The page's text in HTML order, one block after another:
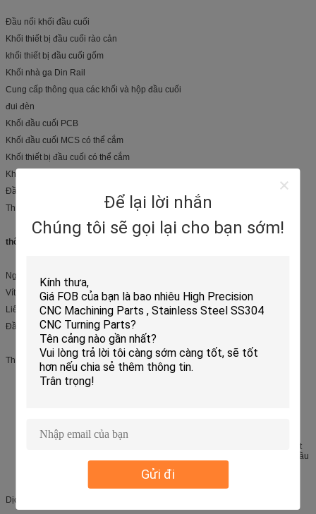
Để lại lời nhắn
Chúng tôi sẽ gọi lại cho bạn sớm!
Gửi đi
Đầu nối khối đầu cuối
Khối thiết bị đầu cuối rào cản
khối thiết bị đầu cuối gốm
Khối nhà ga Din Rail
Cung cấp thông qua các khối và hộp đầu cuối
đui đèn
Khối đầu cuối PCB
Khối đầu cuối MCS có thể cắm
Khối thiết bị đầu cuối có thể cắm
Khối thiết bị đầu cuối không vít
Đầu nối đèn LED Wago
Thiết bị đầu cuối dây
thông số kỹ thuật:
Nguyên liệu
Vít: Thép M1.5 M2.5 M3 M4 Mạ kẽm
Liên hệ: Đồng thau, Niken điện phân
Đầu ghim: Đồng thau, mạ thiếc
Thiết bị đầu cuối vít gắn kết PC, Vít đồng mạ niken,
Cấu hình thấp
Thiết kế ổn định, không có đá với tính năng chống xoay độc quyền
không gian
Các đầu nối kiểu bắt vít đa năng, dễ lắp này là một giải pháp thay thế thiết
thực, chi phí thấp cho các đầu nối cạnh bắt vít kiểu PC, khối chắn, bảng đầu
cuối và dải đầu cuối.
Dịch vụ tùy chỉnh khác: